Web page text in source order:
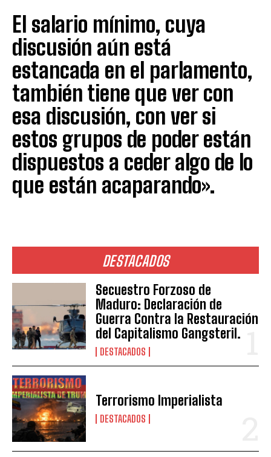
DESTACADOS
Secuestro Forzoso de
Maduro: Declaración de
Guerra Contra la Restauración
del Capitalismo Gangsteril.
DESTACADOS
Terrorismo Imperialista
DESTACADOS
El salario mínimo, cuya
discusión aún está
estancada en el parlamento,
también tiene que ver con
esa discusión, con ver si
estos grupos de poder están
dispuestos a ceder algo de lo
que están acaparando».